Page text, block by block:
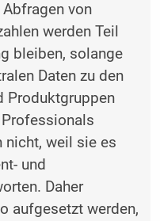
von
werden Teil
bleiben, solange
Daten zu den
Produktgruppen
nicht, weil sie es
und
Daher
aufgesetzt werden,